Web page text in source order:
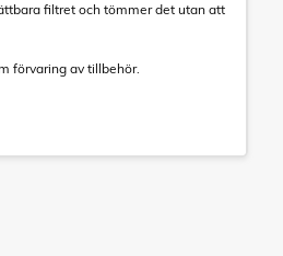
filtret och tömmer det utan att
förvaring av tillbehör.